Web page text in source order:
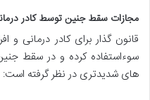
مجازات سقط جنین توسط کادر
قانون گذار برای کادر درمانی
سوءاستفاده کرده و در سقط
های شدیدتری در نظر گرفته است: